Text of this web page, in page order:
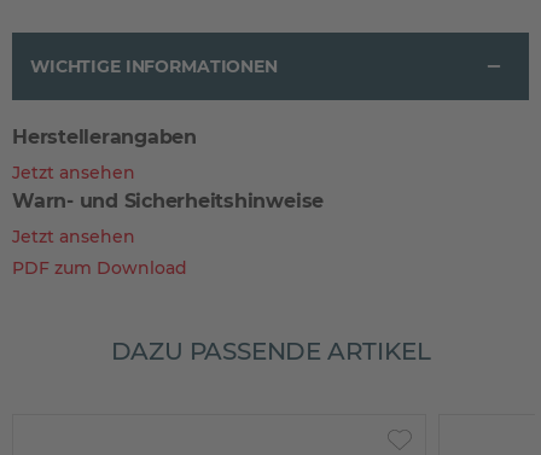
WICHTIGE INFORMATIONEN
Herstellerangaben
Jetzt ansehen
Warn- und Sicherheitshinweise
Jetzt ansehen
PDF zum Download
DAZU PASSENDE ARTIKEL